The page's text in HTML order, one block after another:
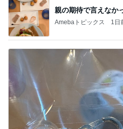
親の期待で言えなか
Amebaトピックス 1日